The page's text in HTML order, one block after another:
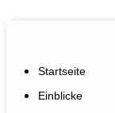
Startseite
Einblicke